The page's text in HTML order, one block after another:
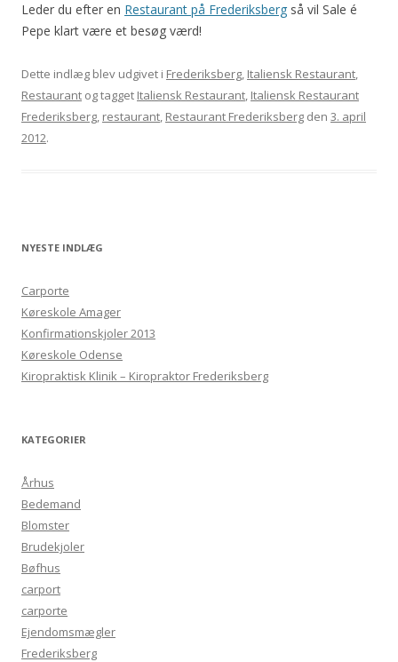
Leder du efter en Restaurant på Frederiksberg så vil Sale é
Pepe klart være et besøg værd!
Dette indlæg blev udgivet i Frederiksberg, Italiensk Restaurant,
Restaurant og tagget Italiensk Restaurant, Italiensk Restaurant
Frederiksberg, restaurant, Restaurant Frederiksberg den 3. april
2012.
NYESTE INDLÆG
Carporte
Køreskole Amager
Konfirmationskjoler 2013
Køreskole Odense
Kiropraktisk Klinik – Kiropraktor Frederiksberg
KATEGORIER
Århus
Bedemand
Blomster
Brudekjoler
Bøfhus
carport
carporte
Ejendomsmægler
Frederiksberg